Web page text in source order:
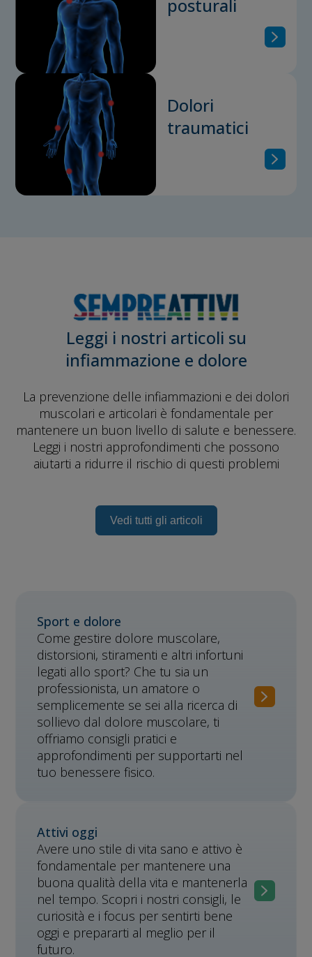
posturali
Dolori
traumatici
Leggi i nostri articoli su
infiammazione e dolore
La prevenzione delle infiammazioni e dei dolori
muscolari e articolari è fondamentale per
mantenere un buon livello di salute e benessere.
Leggi i nostri approfondimenti che possono
aiutarti a ridurre il rischio di questi problemi
Sport e dolore
Come gestire dolore muscolare,
distorsioni, stiramenti e altri infortuni
legati allo sport? Che tu sia un
professionista, un amatore o
semplicemente se sei alla ricerca di
sollievo dal dolore muscolare, ti
offriamo consigli pratici e
approfondimenti per supportarti nel
tuo benessere fisico.
Attivi oggi
Avere uno stile di vita sano e attivo è
fondamentale per mantenere una
buona qualità della vita e mantenerla
nel tempo. Scopri i nostri consigli, le
curiosità e i focus per sentirti bene
oggi e prepararti al meglio per il
futuro.
Vedi tutti gli articoli